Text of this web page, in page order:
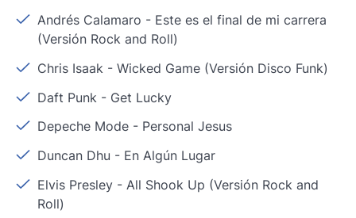
Andrés Calamaro - Este es el final de mi carrera
(Versión Rock and Roll)
Chris Isaak -Wicked Game (Versión Disco Funk)
Daft Punk - Get Lucky
Depeche Mode - Personal Jesus
Duncan Dhu - En Algún Lugar
Elvis Presley - All Shook Up (Versión Rock and
Roll)